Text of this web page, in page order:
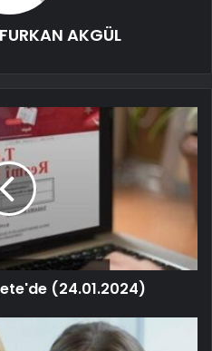
AKGÜL
(24.01.2024)